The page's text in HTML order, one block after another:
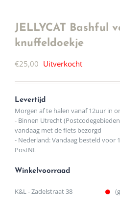
JELLYCAT Bashful
knuffeldoekje
€25,00 Uitverkocht
Levertijd
Morgen af te halen vanaf 12uur in
- Binnen Utrecht
vandaag met de fiets bezorgd
- Nederland: Vandaag besteld voor
PostNL
Winkelvoorraad
K&L - Zadelstraat 38